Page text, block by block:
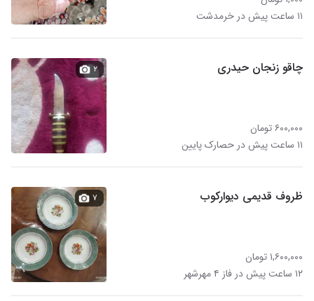
۱۱ ساعت پیش در خرمدشت
چاقو زنجان حیدری
۶۰۰,۰۰۰ تومان
۱۱ ساعت پیش در حصارک پایین
۲
ظروف قدیمی دیوارکوب
۱,۶۰۰,۰۰۰ تومان
۱۲ ساعت پیش در فاز ۴ مهرشهر
۷